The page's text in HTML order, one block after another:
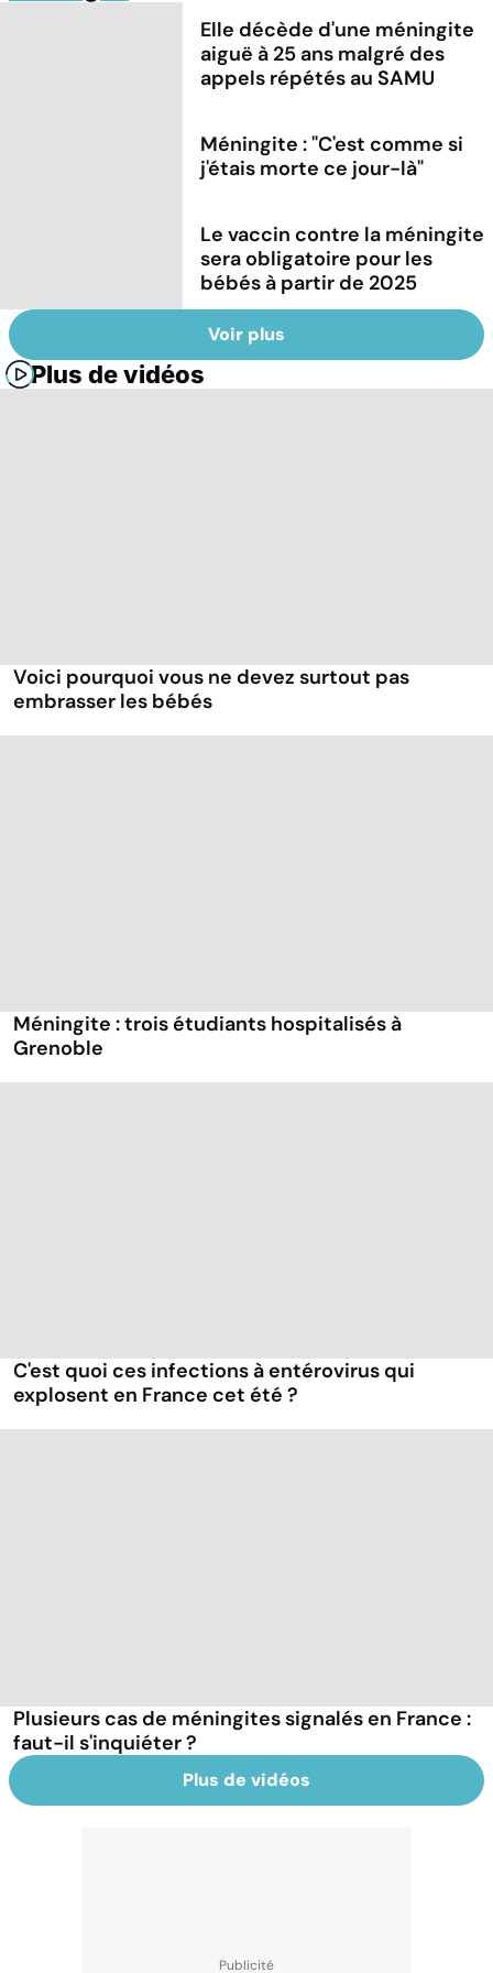
Elle décède d'une méningite
aiguë à 25 ans malgré des
appels répétés au SAMU
Méningite : "C'est comme si
j'étais morte ce jour-là"
Le vaccin contre la méningite
sera obligatoire pour les
bébés à partir de 2025
Voir plus
Plus de vidéos
Voici pourquoi vous ne devez surtout pas
embrasser les bébés
Méningite : trois étudiants hospitalisés à
Grenoble
C'est quoi ces infections à entérovirus qui
explosent en France cet été ?
Plusieurs cas de méningites signalés en France :
faut-il s'inquiéter ?
Plus de vidéos